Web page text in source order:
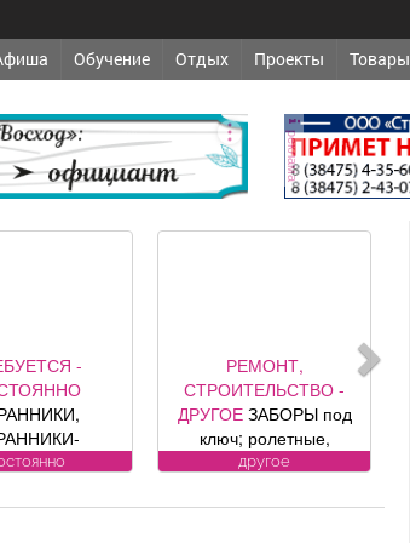
Обучение Отдых Проекты Товары
реклама
-
Требования
РЕМОНТ,
СТРОИТЕЛЬСТВО -
ДРУГОЕЗАБОРЫ под
ключ; ролетные,
секционные ворота (от
представителя
другое